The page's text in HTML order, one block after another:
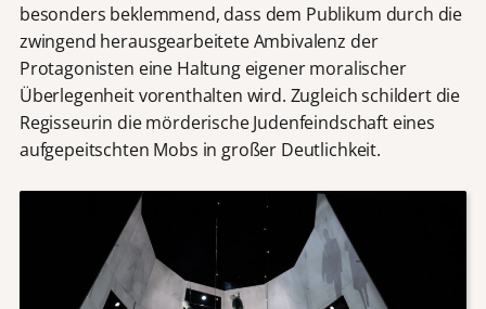
besonders beklemmend, dass dem Publikum durch die
zwingend herausgearbeitete Ambivalenz der
Protagonisten eine Haltung eigener moralischer
Überlegenheit vorenthalten wird. Zugleich schildert die
Regisseurin die mörderische Judenfeindschaft eines
aufgepeitschten Mobs in großer Deutlichkeit.